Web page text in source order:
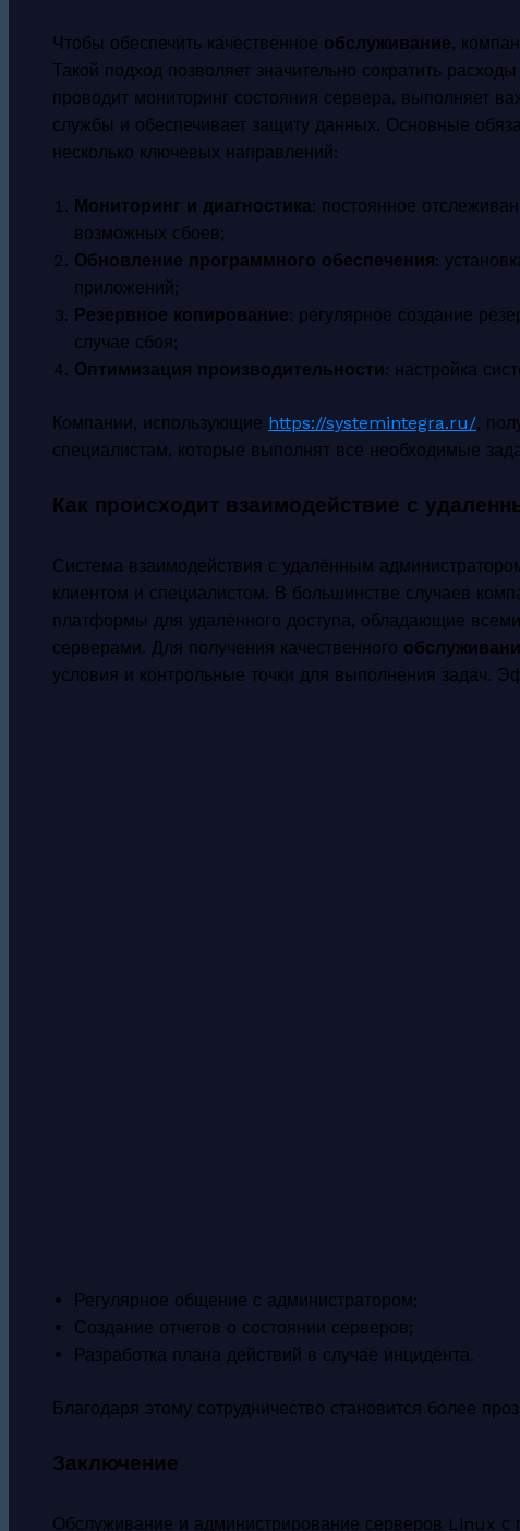
Чтобы обеспечить качественное обслуживание,
Такой подход позволяет значительно сократить
проводит мониторинг состояния сервера, выполняет
службы и обеспечивает защиту данных. Основные
несколько ключевых направлений:
Мониторинг и диагностика: постоянное
возможных сбоев;
Обновление программного обеспечения:
приложений;
Резервное копирование: регулярное создание
случае сбоя;
Оптимизация производительности: настройка
Компании, использующие https://systemintegra.ru/,
специалистам, которые выполнят все необходимые
Как происходит взаимодействие с
Система взаимодействия с удалённым
клиентом и специалистом. В большинстве случаев
платформы для удалённого доступа, обладающие
серверами. Для получения качественного
условия и контрольные точки для выполнения задач.
Регулярное общение с администратором;
Создание отчетов о состоянии серверов;
Разработка плана действий в случае инцидента.
Благодаря этому сотрудничество становится более
Заключение
Обслуживание и администрирование серверов Linux